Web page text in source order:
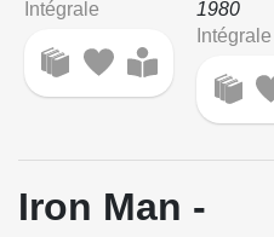
Intégrale
1980
Intégrale
Iron Man -